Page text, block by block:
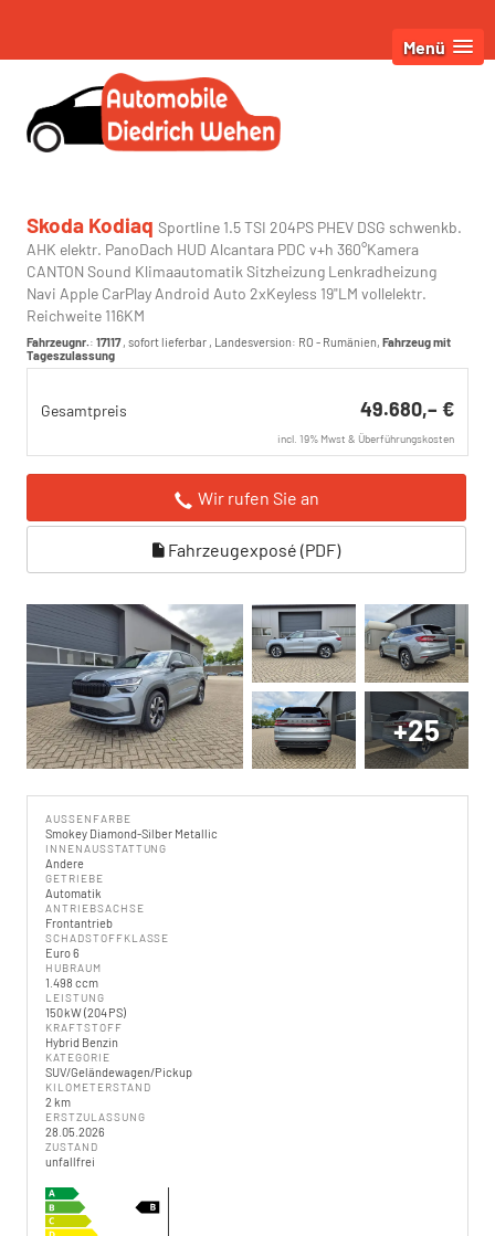
Menü
Skoda Kodiaq Sportline 1.5 TSI 204PS PHEV DSG schwenkb.
AHK elektr. PanoDach HUD Alcantara PDC v+h 360°Kamera
CANTON Sound Klimaautomatik Sitzheizung Lenkradheizung
Navi Apple CarPlay Android Auto 2xKeyless 19"LM vollelektr.
Reichweite 116KM
Fahrzeugnr.: 17117, sofort lieferbar , Landesversion: RO - Rumänien, Fahrzeug mit
Tageszulassung
Gesamtpreis 49.680,– €
incl. 19% Mwst & Überführungskosten
Wir rufen Sie an
Fahrzeugexposé (PDF)
+25
AUSSENFARBE
Smokey Diamond-Silber Metallic
INNENAUSSTATTUNG
Andere
GETRIEBE
Automatik
ANTRIEBSACHSE
Frontantrieb
SCHADSTOFFKLASSE
Euro 6
HUBRAUM
1.498 ccm
LEISTUNG
150 kW (204 PS)
KRAFTSTOFF
Hybrid Benzin
KATEGORIE
SUV/Geländewagen/Pickup
KILOMETERSTAND
2 km
ERSTZULASSUNG
28.05.2026
ZUSTAND
unfallfrei